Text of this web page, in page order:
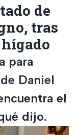
de
tras
para
Daniel
el
dijo.